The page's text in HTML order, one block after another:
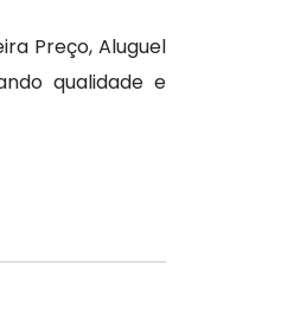
Preço, Aluguel
qualidade e